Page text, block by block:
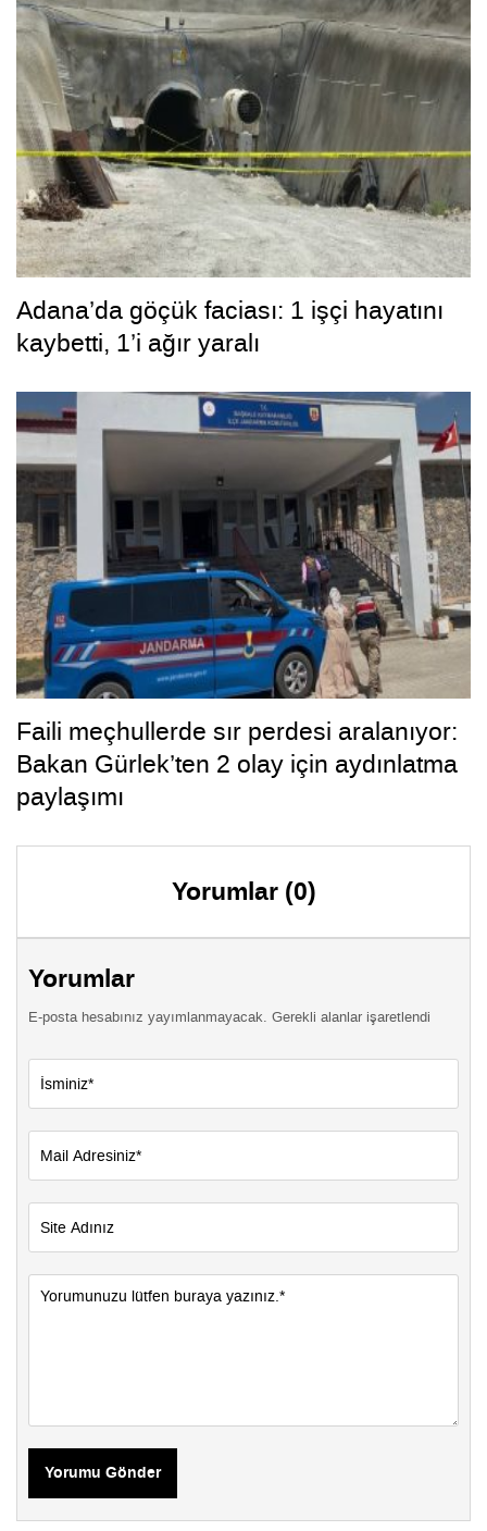
Adana’da göçük faciası: 1 işçi hayatını
kaybetti, 1’i ağır yaralı
Faili meçhullerde sır perdesi aralanıyor:
Bakan Gürlek’ten 2 olay için aydınlatma
paylaşımı
Yorumlar (0)
Yorumlar
E-posta hesabınız yayımlanmayacak. Gerekli alanlar işaretlendi
Yorumu Gönder